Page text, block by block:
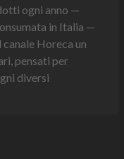
ogni anno —
in Italia —
Horeca un
pensati per
diversi